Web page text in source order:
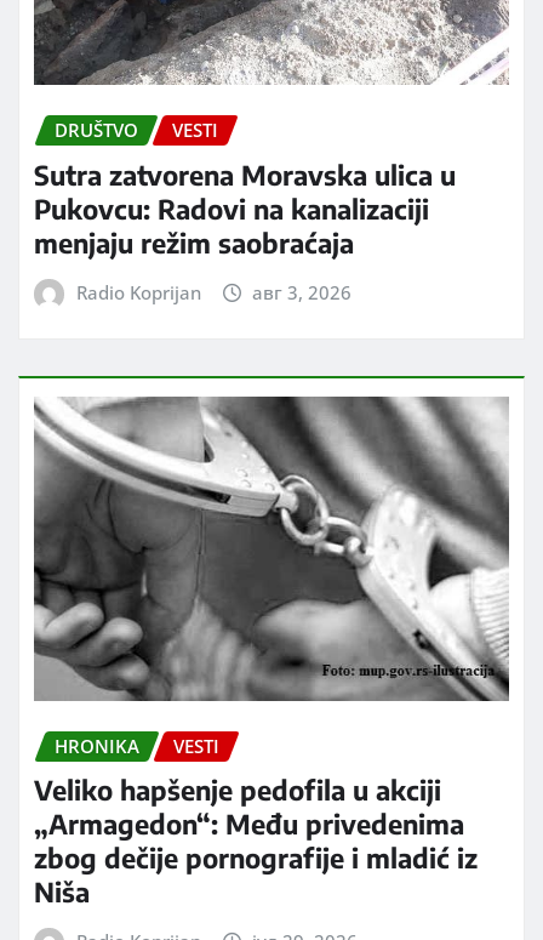
DRUŠTVO VESTI
Sutra zatvorena Moravska ulica u
Pukovcu: Radovi na kanalizaciji
menjaju režim saobraćaja
Radio Koprijan авг 3, 2026
HRONIKA VESTI
Veliko hapšenje pedofila u akciji
„Armagedon“: Među privedenima
zbog dečije pornografije i mladić iz
Niša